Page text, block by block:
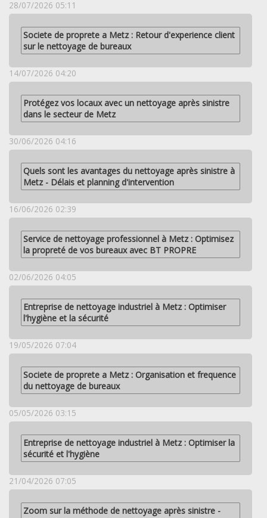
28/07/2026 05:11
Societe de proprete a Metz : Retour d'experience client
sur le nettoyage de bureaux
14/07/2026 04:20
Protégez vos locaux avec un nettoyage après sinistre
dans le secteur de Metz
30/06/2026 04:16
Quels sont les avantages du nettoyage après sinistre à
Metz - Délais et planning d'intervention
16/06/2026 02:39
Service de nettoyage professionnel à Metz : Optimisez
la propreté de vos bureaux avec BT PROPRE
02/06/2026 04:05
Entreprise de nettoyage industriel à Metz : Optimiser
l'hygiène et la sécurité
19/05/2026 07:04
Societe de proprete a Metz : Organisation et frequence
du nettoyage de bureaux
05/05/2026 03:15
Entreprise de nettoyage industriel à Metz : Optimiser la
sécurité et l'hygiène
21/04/2026 07:05
Zoom sur la méthode de nettoyage après sinistre -